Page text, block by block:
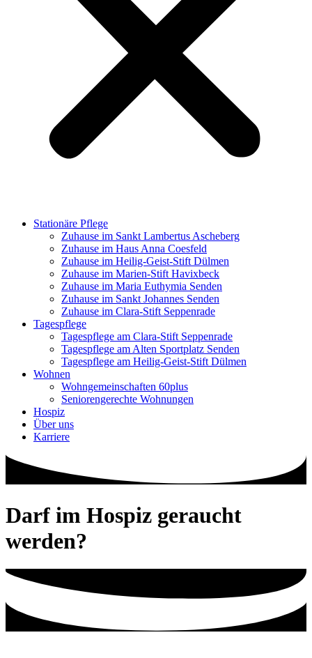
Stationäre Pflege
Zuhause im Sankt Lambertus Ascheberg
Zuhause im Haus Anna Coesfeld
Zuhause im Heilig-Geist-Stift Dülmen
Zuhause im Marien-Stift Havixbeck
Zuhause im Maria Euthymia Senden
Zuhause im Sankt Johannes Senden
Zuhause im Clara-Stift Seppenrade
Tagespflege
Tagespflege am Clara-Stift Seppenrade
Tagespflege am Alten Sportplatz Senden
Tagespflege am Heilig-Geist-Stift Dülmen
Wohnen
Wohngemeinschaften 60plus
Seniorengerechte Wohnungen
Hospiz
Über uns
Karriere
Darf im Hospiz geraucht
werden?